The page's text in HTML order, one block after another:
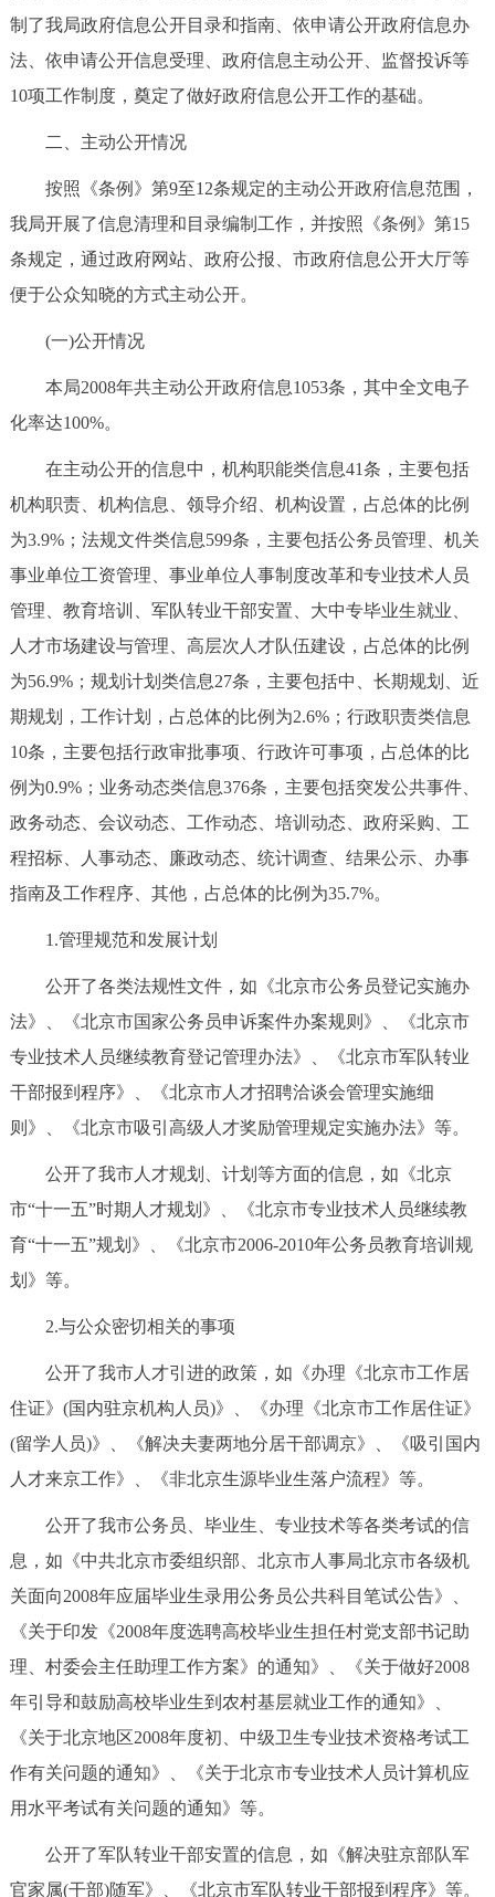
绿色北京 图说北京 视频北京
多语种
DEUTSCH FRANÇAIS РУССКИЙ ЯЗЫК
ESPAÑOL العربية
制了我局政府信息公开目录和指南、依申请公开政府信息办
法、依申请公开信息受理、政府信息主动公开、监督投诉等
10项工作制度，奠定了做好政府信息公开工作的基础。
二、主动公开情况
按照《条例》第9至12条规定的主动公开政府信息范围，
我局开展了信息清理和目录编制工作，并按照《条例》第15
条规定，通过政府网站、政府公报、市政府信息公开大厅等
便于公众知晓的方式主动公开。
(一)公开情况
本局2008年共主动公开政府信息1053条，其中全文电子
化率达100%。
在主动公开的信息中，机构职能类信息41条，主要包括
机构职责、机构信息、领导介绍、机构设置，占总体的比例
为3.9%；法规文件类信息599条，主要包括公务员管理、机关
事业单位工资管理、事业单位人事制度改革和专业技术人员
管理、教育培训、军队转业干部安置、大中专毕业生就业、
人才市场建设与管理、高层次人才队伍建设，占总体的比例
为56.9%；规划计划类信息27条，主要包括中、长期规划、近
期规划，工作计划，占总体的比例为2.6%；行政职责类信息
10条，主要包括行政审批事项、行政许可事项，占总体的比
例为0.9%；业务动态类信息376条，主要包括突发公共事件、
政务动态、会议动态、工作动态、培训动态、政府采购、工
程招标、人事动态、廉政动态、统计调查、结果公示、办事
指南及工作程序、其他，占总体的比例为35.7%。
1.管理规范和发展计划
公开了各类法规性文件，如《北京市公务员登记实施办
法》、《北京市国家公务员申诉案件办案规则》、《北京市
专业技术人员继续教育登记管理办法》、《北京市军队转业
干部报到程序》、《北京市人才招聘洽谈会管理实施细
则》、《北京市吸引高级人才奖励管理规定实施办法》等。
公开了我市人才规划、计划等方面的信息，如《北京
市“十一五”时期人才规划》、《北京市专业技术人员继续教
育“十一五”规划》、《北京市2006-2010年公务员教育培训规
划》等。
2.与公众密切相关的事项
公开了我市人才引进的政策，如《办理《北京市工作居
住证》(国内驻京机构人员)》、《办理《北京市工作居住证》
(留学人员)》、《解决夫妻两地分居干部调京》、《吸引国内
人才来京工作》、《非北京生源毕业生落户流程》等。
公开了我市公务员、毕业生、专业技术等各类考试的信
息，如《中共北京市委组织部、北京市人事局北京市各级机
关面向2008年应届毕业生录用公务员公共科目笔试公告》、
《关于印发《2008年度选聘高校毕业生担任村党支部书记助
理、村委会主任助理工作方案》的通知》、《关于做好2008
年引导和鼓励高校毕业生到农村基层就业工作的通知》、
《关于北京地区2008年度初、中级卫生专业技术资格考试工
作有关问题的通知》、《关于北京市专业技术人员计算机应
用水平考试有关问题的通知》等。
公开了军队转业干部安置的信息，如《解决驻京部队军
官家属(干部)随军》、《北京市军队转业干部报到程序》等。